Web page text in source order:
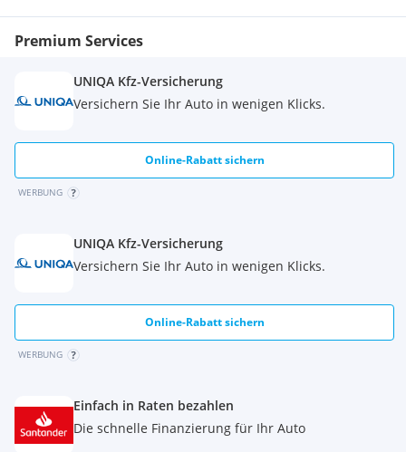
Premium Services
UNIQA Kfz-Versicherung
Versichern Sie Ihr Auto in wenigen Klicks.
Online-Rabatt sichern
WERBUNG
UNIQA Kfz-Versicherung
Versichern Sie Ihr Auto in wenigen Klicks.
Online-Rabatt sichern
WERBUNG
Einfach in Raten bezahlen
Die schnelle Finanzierung für Ihr Auto